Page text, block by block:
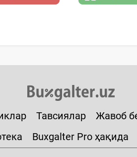
Тавсиялар Жавоб
Buxgalter Pro ҳақида